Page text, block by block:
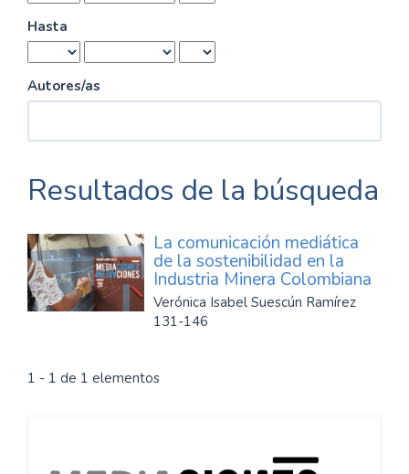
Hasta
Autores/as
Resultados de la búsqueda
La comunicación mediática
de la sostenibilidad en la
Industria Minera Colombiana
Verónica Isabel Suescún Ramírez
131-146
1 - 1 de 1 elementos